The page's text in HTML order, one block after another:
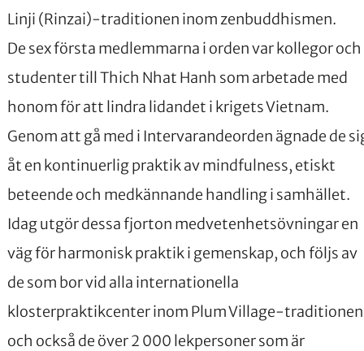
Linji (Rinzai)-traditionen inom zenbuddhismen.
De sex första medlemmarna i orden var kollegor och
studenter till Thich Nhat Hanh som arbetade med
honom för att lindra lidandet i krigets Vietnam.
Genom att gå med i Intervarandeorden ägnade de
åt en kontinuerlig praktik av mindfulness, etiskt
beteende och medkännande handling i samhället.
Idag utgör dessa fjorton medvetenhetsövningar en
väg för harmonisk praktik i gemenskap, och följs av
de som bor vid alla internationella
klosterpraktikcenter inom Plum Village-traditionen
och också de över 2 000 lekpersoner som är